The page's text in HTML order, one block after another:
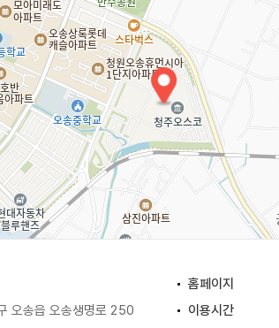
홈페이지
오송읍 오송생명로 250 이용시간